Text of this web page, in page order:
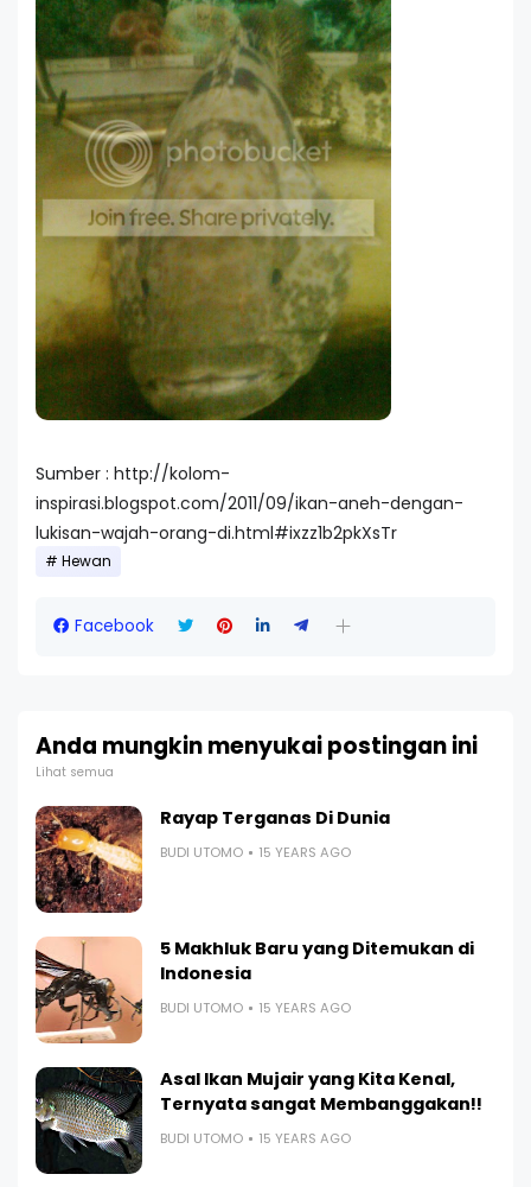
Sumber : http://kolom-
inspirasi.blogspot.com/2011/09/ikan-aneh-dengan-
lukisan-wajah-orang-di.html#ixzz1b2pkXsTr
Hewan
Facebook
Anda mungkin menyukai postingan ini
Lihat semua
Rayap Terganas Di Dunia
BUDI UTOMO 15 YEARS AGO
5 Makhluk Baru yang Ditemukan di
Indonesia
BUDI UTOMO 15 YEARS AGO
Asal Ikan Mujair yang Kita Kenal,
Ternyata sangat Membanggakan!!
BUDI UTOMO 15 YEARS AGO